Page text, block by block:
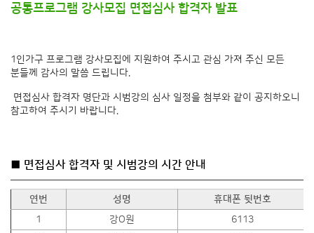
공통프로그램 강사모집 면접심사 합격자 발표
1인가구 프로그램 강사모집에 지원하여 주시고 관심 가져 주신 모든
분들께 감사의 말씀 드립니다.
면접심사 합격자 명단과 시범강의 심사 일정을 첨부와 같이 공지하오니
참고하여 주시기 바랍니다.
■ 면접심사 합격자 및 시범강의 시간 안내
연번 성명
휴대폰 뒷번호
1
강O원
6113